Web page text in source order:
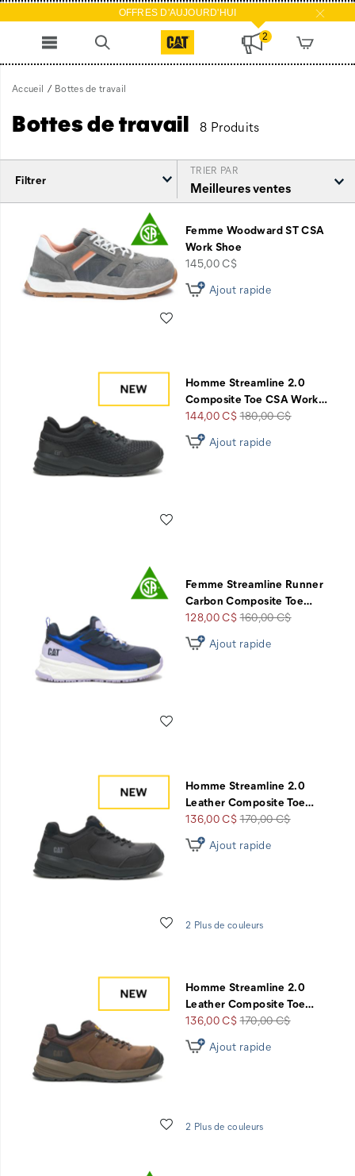
OFFRES D'AUJOURD'HUI
2
Accueil Bottes de travail
Bottes de travail 8 Produits
Filtrer
TRIER PAR
Bottes
travail
intégré
Femme Woodward ST CSA
Work Shoe
price
145,00 C$
Ajout rapide
Homme Streamline 2.0
Composite Toe CSA Work…
Prix
soldé
144,00 C$Prix
départ
180,00 C$
Ajout rapide
Femme Streamline Runner
Carbon Composite Toe…
Prix
soldé
128,00 C$Prix
départ
160,00 C$
Ajout rapide
Homme Streamline 2.0
Leather Composite Toe…
Prix
soldé
136,00 C$Prix
départ
170,00 C$
Liste de souhaits
Ajout rapide
2 Plus de couleurs
Homme Streamline 2.0
Leather Composite Toe…
Prix
soldé
136,00 C$Prix
départ
170,00 C$
Liste de souhaits
Ajout rapide
2 Plus de couleurs